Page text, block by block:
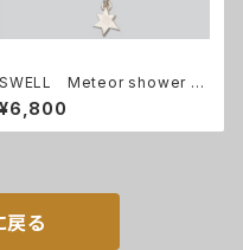
SWELL Meteor shower ピ
アス(1ヶ)
¥6,800
戻る